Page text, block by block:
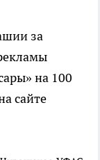
за
на 100
сайте